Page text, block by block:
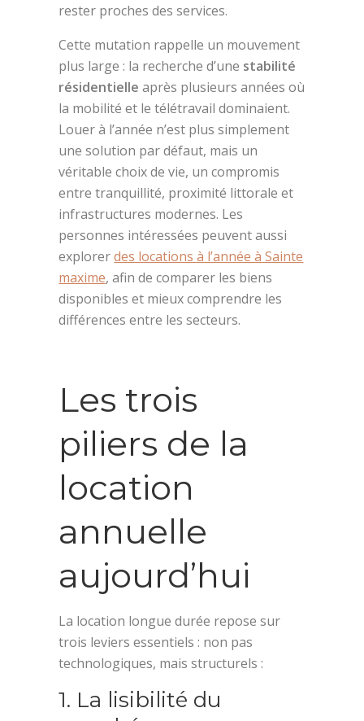
rester proches des services.
Cette mutation rappelle un mouvement
plus large : la recherche d’une stabilité
résidentielle après plusieurs années où
la mobilité et le télétravail dominaient.
Louer à l’année n’est plus simplement
une solution par défaut, mais un
véritable choix de vie, un compromis
entre tranquillité, proximité littorale et
infrastructures modernes. Les
personnes intéressées peuvent aussi
explorerdes locations à l’année à Sainte
maxime, afin de comparer les biens
disponibles et mieux comprendre les
différences entre les secteurs.
Les trois
piliers de la
location
annuelle
aujourd’hui
La location longue durée repose sur
trois leviers essentiels : non pas
technologiques, mais structurels :
1. La lisibilité du